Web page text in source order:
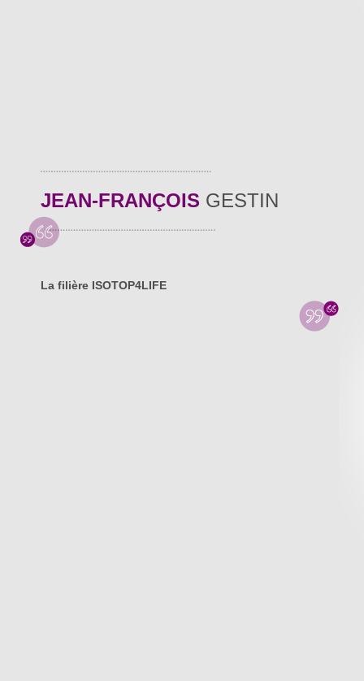
JEAN-FRANÇOIS GESTIN
La filière ISOTOP4LIFE